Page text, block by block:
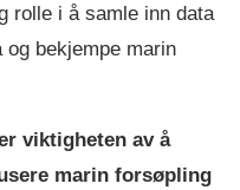
rolle i å samle inn data
bekjempe marin
viktigheten av å
marin forsøpling